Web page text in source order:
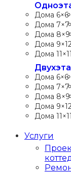
Дома 6×6
Дома 7×7
Дома 8×9
Дома
Дома 11×11
Дома 6×6
Дома 7×7
Дома 8×9
Дома
Дома 11×11
Услуги